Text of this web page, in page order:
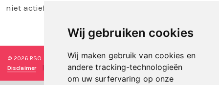
Wij gebruiken cookies
Wij maken gebruik van cookies en
andere tracking-technologieën
om uw surfervaring op onze
niet actief.
© 2026 RSO Nederland | Versie#1.2.2 | Algemene voorwaarden
Disclaimer
Privacy verklaring | Technische realisatieSieronline B.V.